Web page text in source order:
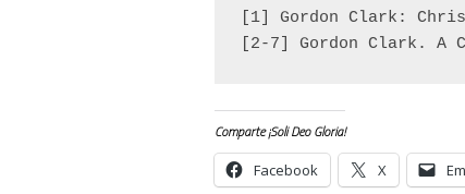
[1] Gordon Clark:
[2-7] Gordon Clark. A
Comparte ¡Soli Deo Gloria!
Facebook X